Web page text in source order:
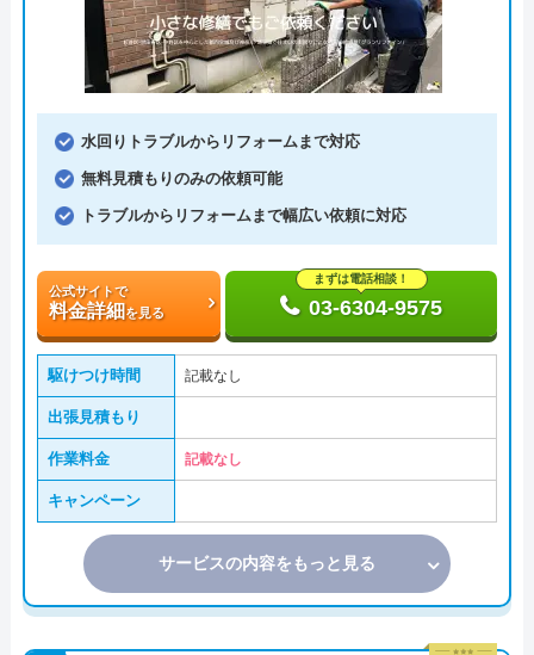
水回りトラブルからリフォームまで対応
無料見積もりのみの依頼可能
トラブルからリフォームまで幅広い依頼に対応
公式サイトで
料金詳細 を見る
まずは電話相談！
03-6304-9575
駆けつけ時間 記載なし
出張見積もり
作業料金 記載なし
キャンペーン
サービスの内容をもっと見る